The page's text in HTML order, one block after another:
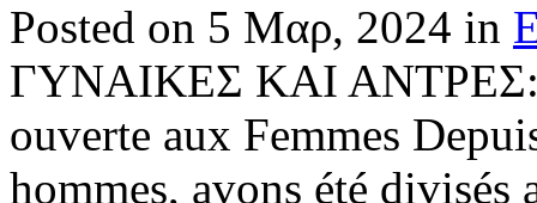
Posted on 5 Μαρ, 2024 in
ΓΥΝΑΙΚΕΣ ΚΑΙ
ouverte aux Femmes
hommes, avons été divisés